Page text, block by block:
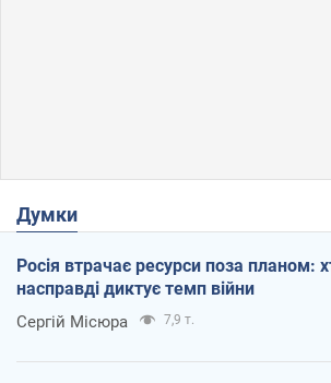
Думки
Росія втрачає ресурси поза планом:
насправді диктує темп війни
Сергій Місюра 7,9 т.